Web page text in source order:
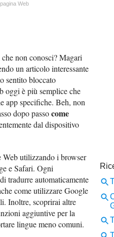
Web
non conosci? Magari
un articolo interessante
sentito bloccato
oggi è più semplice che
app specifiche. Beh, non
dopo passocome
dal dispositivo
utilizzando i browser
e Safari. Ogni
tradurre automaticamente
come utilizzare Google
Inoltre, scoprirai altre
aggiuntive per la
lingue meno comuni.